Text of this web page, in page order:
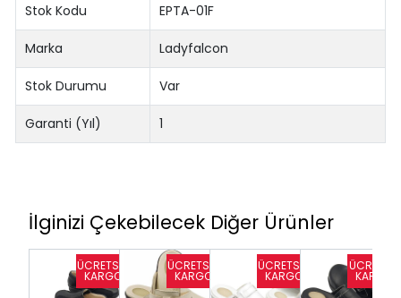
Stok Kodu EPTA-01F
Marka Ladyfalcon
Stok Durumu Var
Garanti (Yıl) 1
İlginizi Çekebilecek Diğer Ürünler